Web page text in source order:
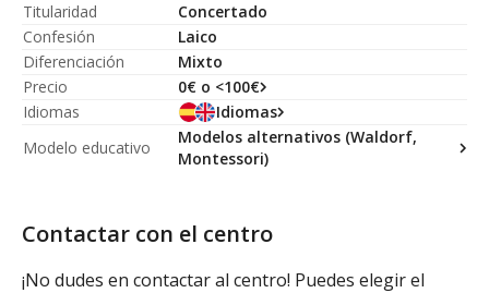
Titularidad
Concertado
Confesión
Laico
Diferenciación
Mixto
Precio
0€ o <100€
Idiomas
Idiomas
Modelo educativo
Modelos alternativos (Waldorf,
Montessori)
Contactar con el centro
¡No dudes en contactar al centro! Puedes elegir el